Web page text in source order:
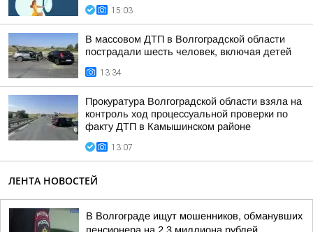
15:03
В массовом ДТП в Волгоградской области
пострадали шесть человек, включая детей
13:34
Прокуратура Волгоградской области взяла на
контроль ход процессуальной проверки по
факту ДТП в Камышинском районе
13:07
ЛЕНТА НОВОСТЕЙ
В Волгограде ищут мошенников, обманувших